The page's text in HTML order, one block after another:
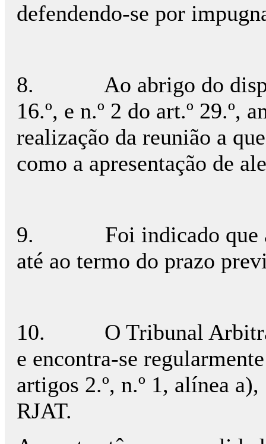
defendendo-se por
8.
Ao abrigo do
16.º, e n.º 2 do art.º 29.º,
realização da reunião a
como a apresentação de
9.
Foi indicado
até ao termo do prazo
10.
O Tribunal
e encontra-se
artigos 2.º, n.º 1, alínea
RJAT.